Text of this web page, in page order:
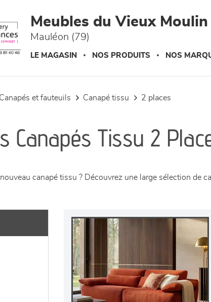
Meubles du Vieux Moulin
Mauléon (79)
LE MAGASIN NOS PRODUITS NOS
canapés et fauteuils canapé tissu 2 places
Canapés Tissu 2
canapé tissu ? Découvrez une large sélection de